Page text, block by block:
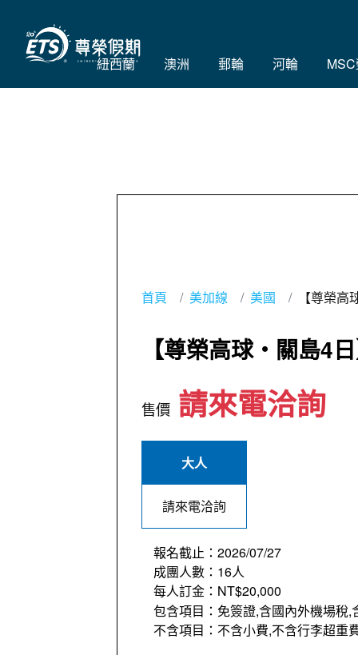
紐西蘭 澳洲 郵輪 河輪
首頁 美加線 美國 【尊榮
【尊榮高球・關島4
售價 請來電洽詢
大人
請來電洽詢
報名截止：2026/07/27
成團人數：16人
每人訂金：NT$20,000
包含項目：免簽證,含國內外機場稅,
不含項目：不含小費,不含行李超重